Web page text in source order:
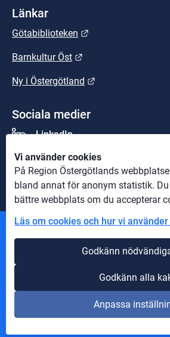
Vi använder cookies
På Region Östergötlands
bland annat för anonym statistik.
bättre webbplats om du accepterar
Läs om cookies och hur vi
Godkänn
Godkänn alla
Anpassa
Länkar
Götabiblioteken
Barnkultur Öst
Ny i Östergötland
Sociala medier
LinkedIn
Youtube
Andra webbplatser
Information om cookies
Om webbplatsen